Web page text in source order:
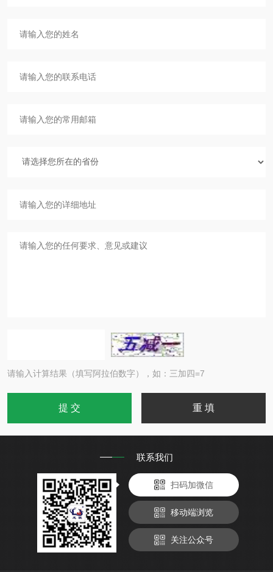
请输入计算结果（填写阿拉伯数字），如：三加四=7
联系我们
扫码加微信
移动端浏览
关注公众号